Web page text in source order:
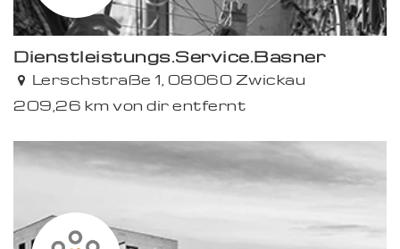
Premium
Dienstleistungs.Service.Basner
Lerschstraße 1, 08060 Zwickau
209,26 km von dir entfernt